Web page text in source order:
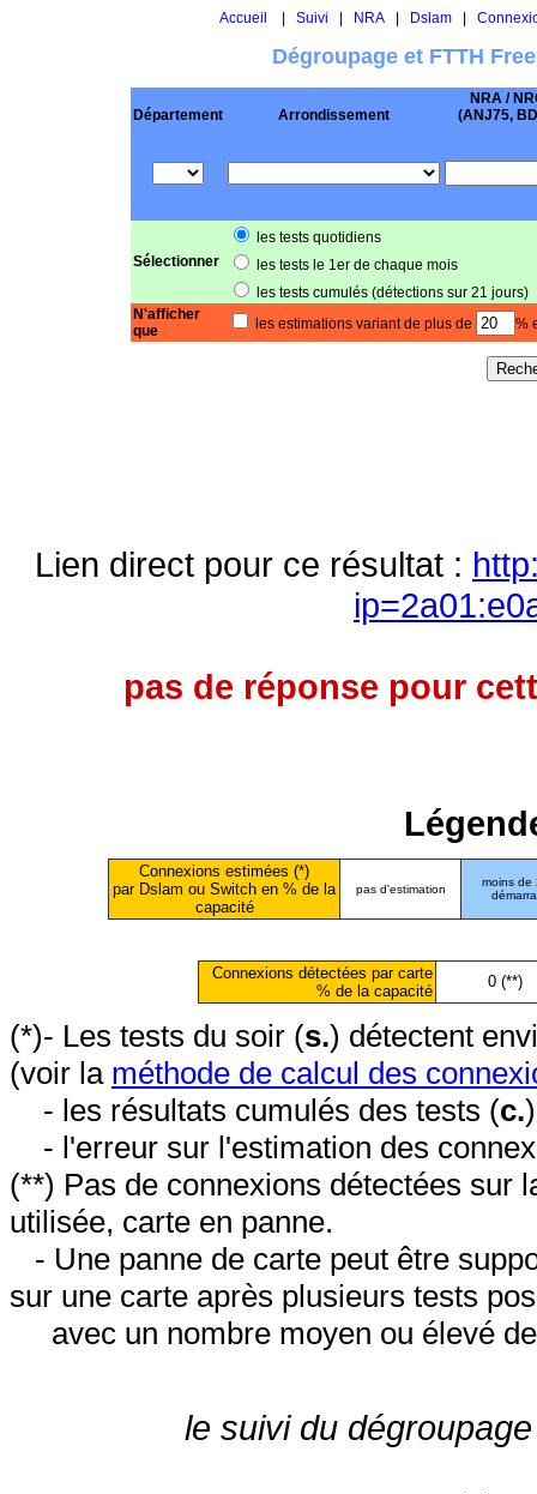
Accueil Suivi NRA| Dslam|
Dégroupage et FTTH
Département Arrondissement
NRA /
(ANJ75,
Sélectionner
les tests quotidiens
les tests le 1er de chaque mois
les tests cumulés (détections sur 21 jours)
N'afficher
que
les estimations variant de plus de %
Lien direct pour ce résultat :
pas de réponse pour
Connexions estimées (*)
par Dslam ou Switch en % de la
capacité
pas d'estimation
moins de
Connexions détectées par carte
% de la capacité
0 (**)
(*)- Les tests du soir (s.) détectent
(voir la méthode de calcul des
- les résultats cumulés des tests (c.
- l'erreur sur l'estimation des
(**) Pas de connexions détectées sur
utilisée, carte en panne.
- Une panne de carte peut être
sur une carte après plusieurs tests
avec un nombre moyen ou élevé
le suivi du